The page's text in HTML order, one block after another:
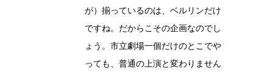
が）揃っているのは、ベルリンだけ
ですね。だからこその企画なのでし
ょう。市立劇場一個だけのとこでや
っても、普通の上演と変わりません